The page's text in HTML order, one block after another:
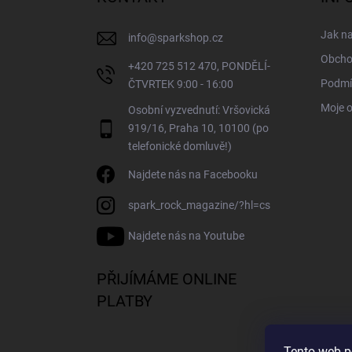
info@sparkshop.cz
+420 725 512 470, PONDĚLÍ-
ČTVRTEK 9:00 - 16:00
Osobní vyzvednutí: Vršovická
919/16, Praha 10, 10100 (po
telefonické domluvě!)
Najdete nás na Facebooku
spark_rock_magazine/?hl=cs
Najdete nás na Youtube
Jak
Moje
PŘIJÍMÁME ONLINE
PLATBY